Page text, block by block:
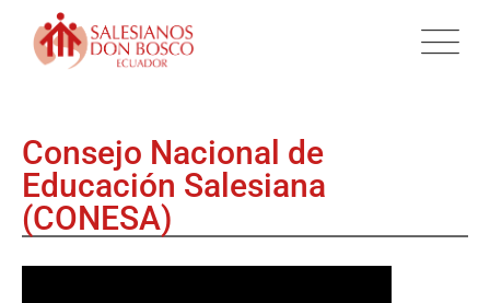
Consejo Nacional de
Educación Salesiana
(CONESA)